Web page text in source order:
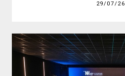
29/07/26